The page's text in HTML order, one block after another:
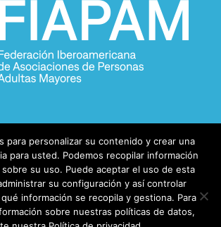
para personalizar su contenido y crear una
para usted. Podemos recopilar información
su uso. Puede aceptar el uso de esta
su configuración y así controlar
información se recopila y gestiona. Para
sobre nuestras políticas de datos,